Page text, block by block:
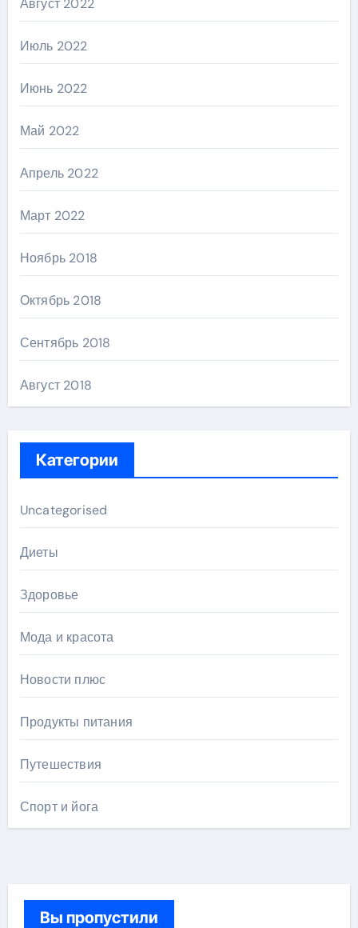
Август 2022
Июль 2022
Июнь 2022
Май 2022
Апрель 2022
Март 2022
Ноябрь 2018
Октябрь 2018
Сентябрь 2018
Август 2018
Категории
Uncategorised
Диеты
Здоровье
Мода и красота
Новости плюс
Продукты питания
Путешествия
Спорт и йога
Вы пропустили